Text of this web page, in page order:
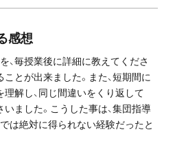
験授業とは
感想
、毎授業後に詳細に教えてくださ
とが出来ました。また、短期間に
理解し、同じ間違いをくり返して
いました。こうした事は、集団指導
は絶対に得られない経験だったと